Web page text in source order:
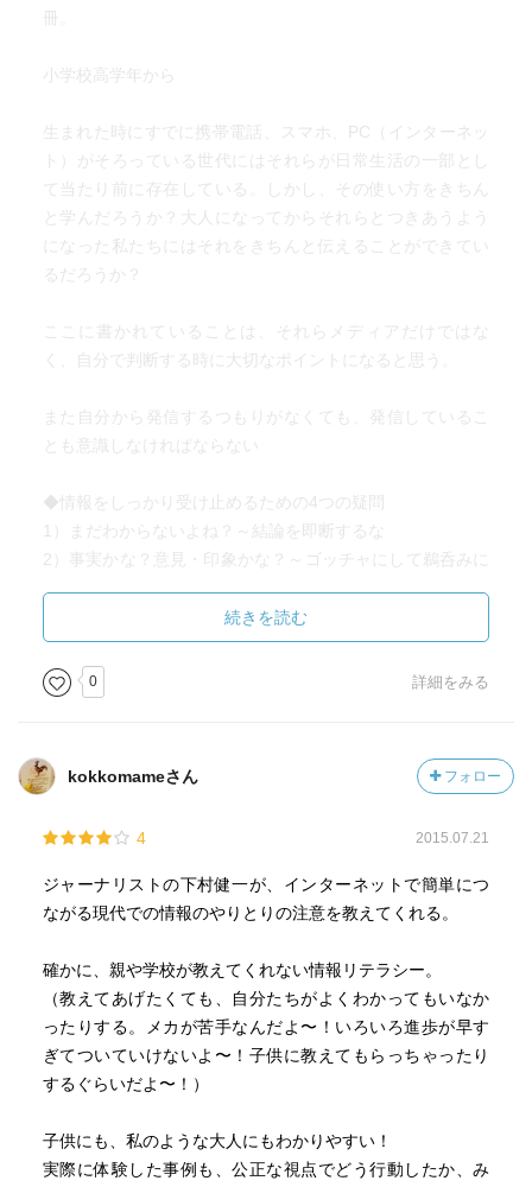
小学校高学年から
生まれた時にすでに携帯電話、スマホ、PC（インターネッ
ト）がそろっている世代にはそれらが日常生活の一部とし
て当たり前に存在している。しかし、その使い方をきちん
と学んだろうか？大人になってからそれらとつきあうよう
になった私たちにはそれをきちんと伝えることができてい
るだろうか？
ここに書かれていることは、それらメディアだけではな
く、自分で判断する時に大切なポイントになると思う。
また自分から発信するつもりがなくても、発信しているこ
とも意識しなければならない
◆情報をしっかり受け止めるための4つの疑問
1）まだわからないよね？～結論を即断するな
2）事実かな？意見・印象かな？～ゴッチャにして鵜呑みに
3）他の見え方もないかな？～一つの見方に偏るな
4）隠れているものはないかな？～スポットライトの周囲を
見よ
1）何を伝えたいの？～明確さ
2）キメつけてないかな？～正確さ
4）これで伝わるかな？～易しさ
続きを読む
0 詳細をみる
kokkomameさん フォロー
4 2015.07.21
ジャーナリストの下村健一が、インターネットで簡単につ
ながる現代での情報のやりとりの注意を教えてくれる。
確かに、親や学校が教えてくれない情報リテラシー。
（教えてあげたくても、自分たちがよくわかってもいなか
ったりする。メカが苦手なんだよ〜！いろいろ進歩が早す
ぎてついていけないよ〜！子供に教えてもらっちゃったり
するぐらいだよ〜！）
子供にも、私のような大人にもわかりやすい！
実際に体験した事例も、公正な視点でどう行動したか、み